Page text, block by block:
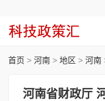
首页 > 河南 > 地区 > 河南
河南省财政厅